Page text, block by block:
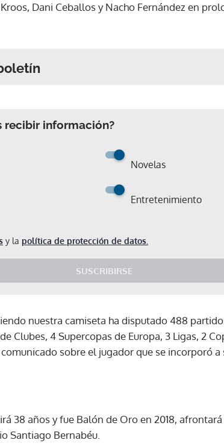
Dani Ceballos y Nacho Fernández en
recibir información?
Novelas
Entretenimiento
y la política de protección de datos.
SUSCRIBIRSE
Gracias por suscribirte a nuestro boletín.
nuestra camiseta ha disputado 488
Clubes, 4 Supercopas de Europa, 3 Ligas, 2
sobre el jugador que se incorporó a
38 años y fue Balón de Oro en 2018,
Santiago Bernabéu.